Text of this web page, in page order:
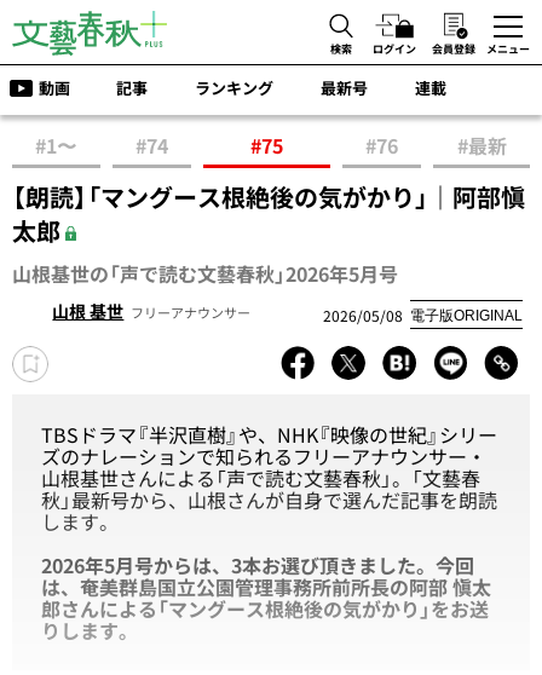
検索 ログイン 会員登録 メニュー
動画 記事 ランキング 最新号 連載
#1〜 #74 #75 #76 #最新
【朗読】「マングース根絶後の気がかり」｜阿部愼
太郎
山根基世の「声で読む文藝春秋」2026年5月号
山根 基世 フリーアナウンサー 2026/05/08 電子版ORIGINAL
TBSドラマ『半沢直樹』や、NHK『映像の世紀』シリー
ズのナレーションで知られるフリーアナウンサー・
山根基世さんによる「声で読む文藝春秋」。「文藝春
秋」最新号から、山根さんが自身で選んだ記事を朗読
します。
2026年5月号からは、3本お選び頂きました。今回
は、 奄美群島国立公園管理事務所前所長の阿部 愼太
郎さんによる「マングース根絶後の気がかり 」をお送
りします。